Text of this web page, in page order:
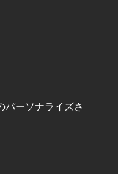
パーソナライズさ